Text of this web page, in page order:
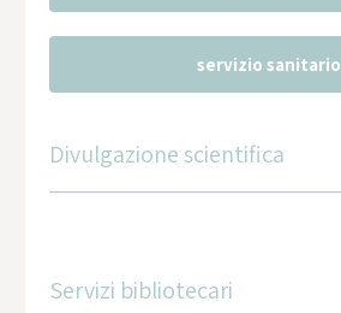
servizio sanitario
Divulgazione scientifica
Servizi bibliotecari